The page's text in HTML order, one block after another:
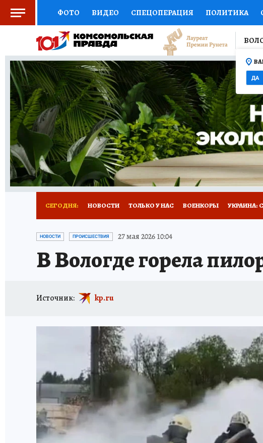
ФОТО ВИДЕО СПЕЦОПЕРАЦИЯ ПОЛИТИКА
СОЦПОДДЕРЖКА НАУКА СПОРТ
ВЫБОР ЭКСПЕРТОВ ДОКТОР ФИНАНСЫ
КНИЖНАЯ ПОЛКА ПРОГНОЗЫ НА СПОРТ
ПРЕСС-ЦЕНТР НЕДВИЖИМОСТЬ ТЕЛЕВИЗОР
РАДИО КП РЕКЛАМА ТЕСТЫ НОВОЕ НА САЙТЕ
ДА
СЕГОДНЯ: НОВОСТИ ТОЛЬКО У НАС ВОЕНКОРЫ УКРАИНА:
ТРАГЕДИИ НА ВОДЕ ИСПЫТАНО НА СЕБЕ
НОВОСТИ ПРОИСШЕСТВИЯ 27 мая 2026 10:04
В Вологде горела
Источник: kp.ru